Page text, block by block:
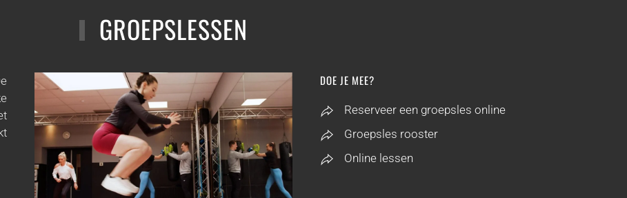
GROEPSLESSEN
DOE JE MEE?
Reserveer een groepsles online
Groepsles rooster
Online lessen